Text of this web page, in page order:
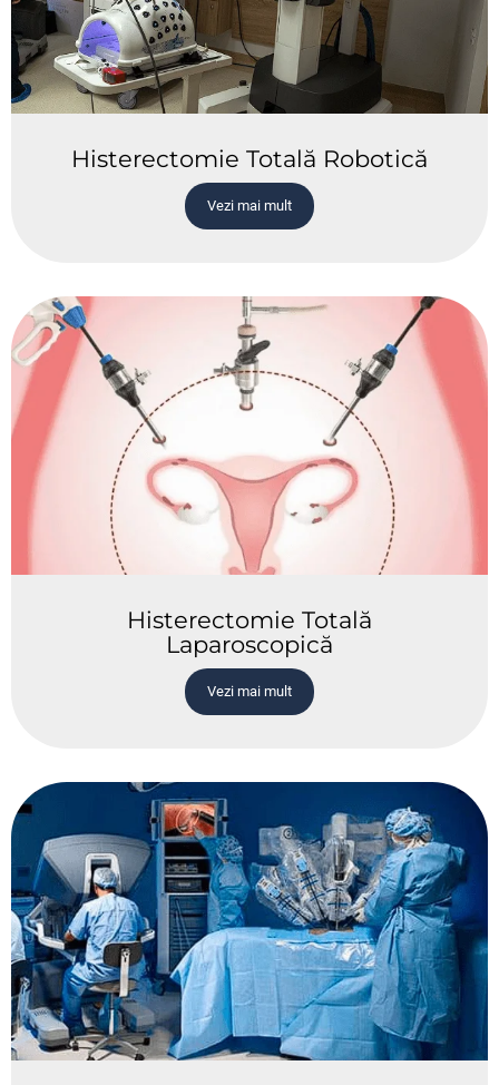
Histerectomie Totală Robotică
Vezi mai mult
Histerectomie Totală
Laparoscopică
Vezi mai mult